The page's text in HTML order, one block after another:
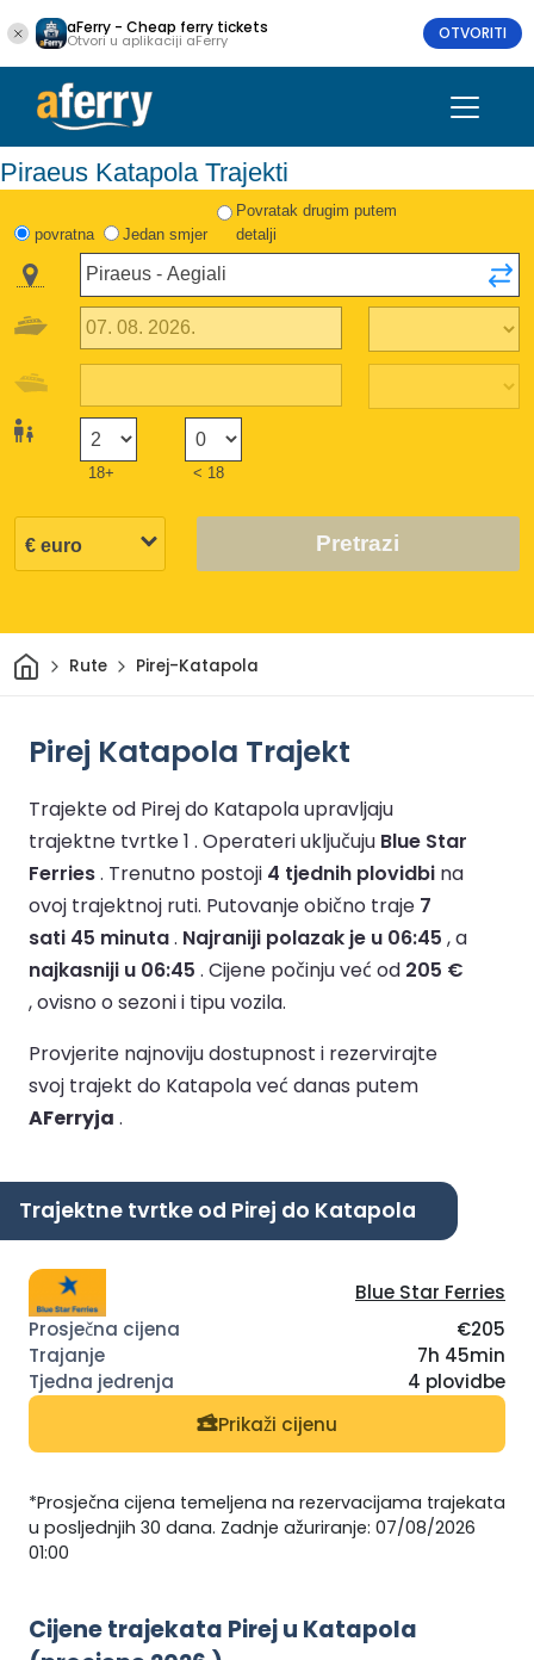
aFerry - Cheap ferry tickets
Otvori u aplikaciji aFerry OTVORITI
Piraeus Katapola Trajekti
povratna Jedan smjer
Povratak drugim putem
detalji
18+ < 18
Pretrazi
DomRute Pirej-Katapola
Pirej Katapola Trajekt
Trajekte od Pirej do Katapola upravljaju
trajektne tvrtke 1 . Operateri uključuju Blue Star
Ferries. Trenutno postoji 4 tjednih plovidbi na
ovoj trajektnoj ruti. Putovanje obično traje 7
sati 45 minuta. Najraniji polazak je u 06:45 , a
najkasniji u 06:45 . Cijene počinju već od 205 €
, ovisno o sezoni i tipu vozila.
Provjerite najnoviju dostupnost i rezervirajte
svoj trajekt do Katapola već danas putem
AFerryja .
Trajektne tvrtke od Pirej do Katapola
Blue Star Ferries
€205
7h 45min
4 plovidbe
Prikaži cijenu
*Prosječna cijena temeljena na rezervacijama trajekata
u posljednjih 30 dana. Zadnje ažuriranje: 07/08/2026
01:00
Cijene trajekata Pirej u Katapola